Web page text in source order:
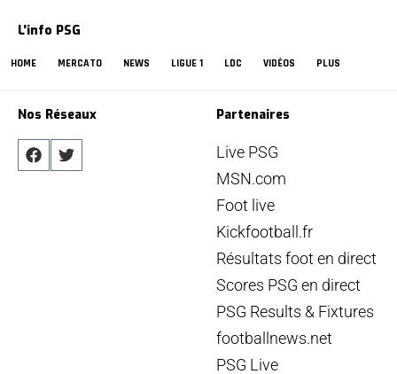
L'info PSG
HOME MERCATO NEWS LIGUE 1 LDC VIDÉOS PLUS
Nos Réseaux Partenaires
Live PSG
MSN.com
Foot live
Kickfootball.fr
Résultats foot en direct
Scores PSG en direct
PSG Results & Fixtures
footballnews.net
PSG Live